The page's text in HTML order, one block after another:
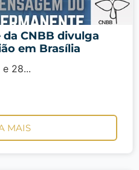
CNBB divulga
em Brasília
28...
MAIS